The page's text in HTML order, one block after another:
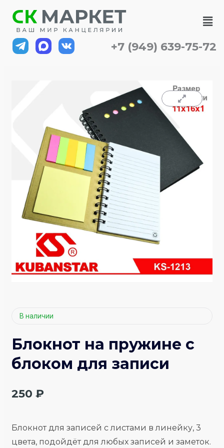
содержимому
+7 (949) 639-75-72
В наличии
Блокнот на пружине с
блоком для записи
250 ₽
Блокнот для записей с листами в линейку, 3
цвета, подойдёт для любых записей и заметок.